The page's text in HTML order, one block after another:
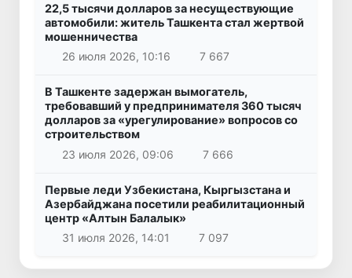
22,5 тысячи долларов за несуществующие
автомобили: житель Ташкента стал жертвой
мошенничества
26 июля 2026, 10:16
7 667
В Ташкенте задержан вымогатель,
требовавший у предпринимателя 360 тысяч
долларов за «урегулирование» вопросов со
строительством
23 июля 2026, 09:06
7 666
Первые леди Узбекистана, Кыргызстана и
Азербайджана посетили реабилитационный
центр «Алтын Балалык»
31 июля 2026, 14:01
7 097